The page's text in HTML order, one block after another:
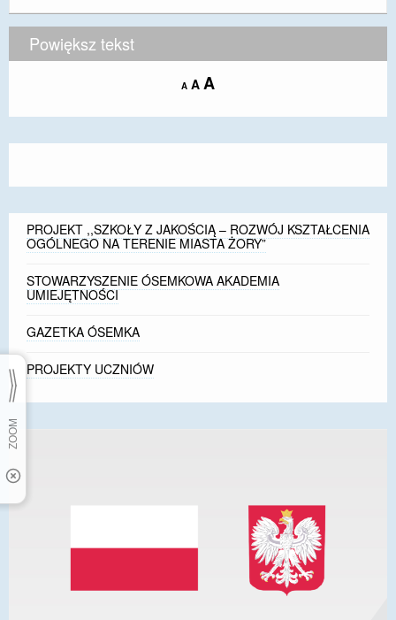
Powiększ tekst
A Decrease
size.
A Reset
size.
AIncrease
size.
PROJEKT ,,SZKOŁY Z JAKOŚCIĄ – ROZWÓJ KSZTAŁCENIA
OGÓLNEGO NA TERENIE MIASTA ŻORY”
STOWARZYSZENIE ÓSEMKOWA AKADEMIA
UMIEJĘTNOŚCI
GAZETKA ÓSEMKA
PROJEKTY UCZNIÓW